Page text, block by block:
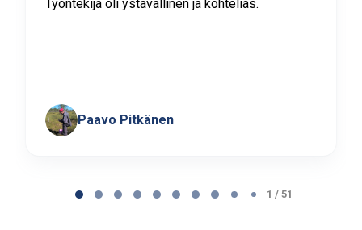
Työntekijä oli ystävällinen ja kohtelias.
Paavo Pitkänen
1 / 51